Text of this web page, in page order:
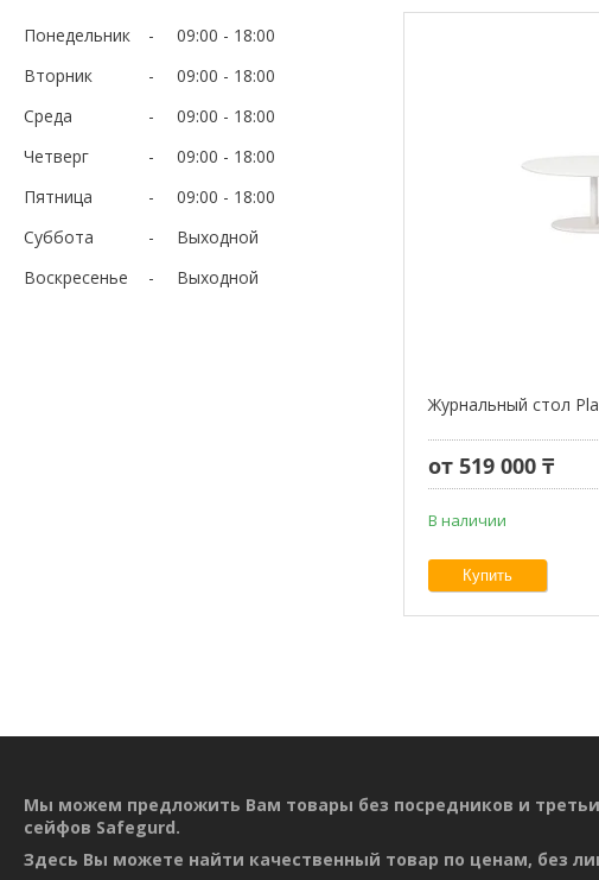
Понедельник 09:00
18:00
Вторник
09:00
18:00
Среда
09:00
18:00
Четверг
09:00
18:00
Пятница
09:00
18:00
Суббота
Выходной
Воскресенье
Выходной
Журнальный стол
от 519 000 ₸
В наличии
Купить
Мы можем предложить Вам товары без посредников и
сейфов Safegurd.
Здесь Вы можете найти качественный товар по ценам, без